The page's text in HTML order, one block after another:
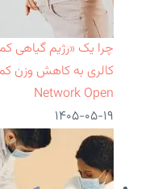
چرا یک «رژیم گیاهی
Network Open
۱۴۰۵-۰۵-۱۹